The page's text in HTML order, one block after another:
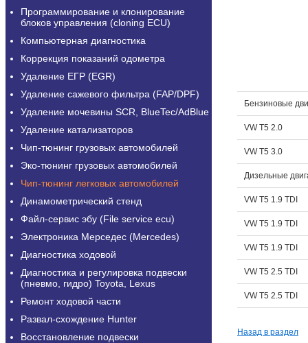
Программирование и клонирование
блоков управления (cloning ECU)
Компьютерная диагностика
Коррекция показаний одометра
Удаление ЕГР (EGR)
Удаление сажевого фильтра (FAP/DPF)
Удаление мочевины SCR, BlueTec/AdBlue
Удаление катализаторов
Чип-тюнинг грузовых автомобилей
Эко-тюнинг грузовых автомобилей
Чип-тюнинг легковых автомобилей
Динамометрический стенд
Файл-сервис эбу (File service ecu)
Электроника Мерседес (Mercedes)
Диагностика ходовой
Диагностика и регулировка подвески
(пневмо, гидро) Toyota, Lexus
Ремонт ходовой части
Развал-схождение Hunter
Восстановление подвески
Бензиновые
VW T5 2.0
VW T5 3.0
Дизельные
VW T5 1.9 TDI
VW T5 1.9 TDI
VW T5 1.9 TDI
VW T5 2.5 TDI
VW T5 2.5 TDI
Назад в раздел